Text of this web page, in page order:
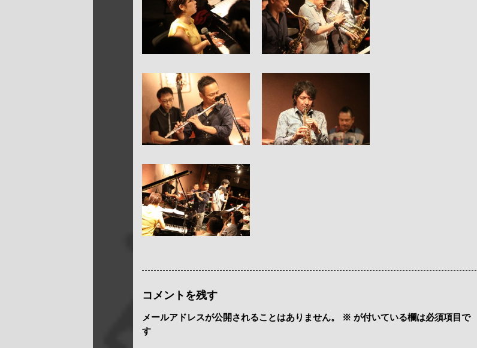
コメントを残す
メールアドレスが公開されることはありません。 ※ が付いている欄は必須項目で
す